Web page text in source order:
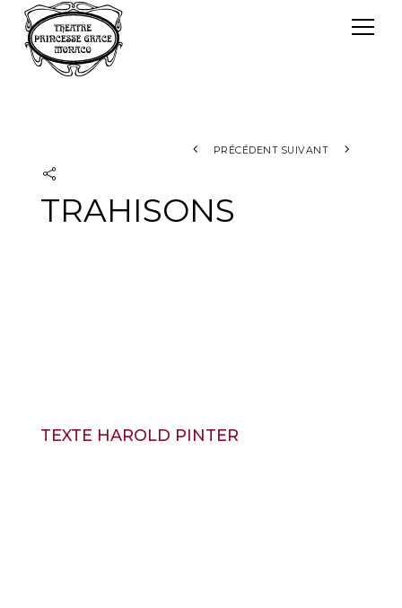
Le TPG
PRÉCÉDENT SUIVANT
TRAHISONS
TEXTE HAROLD PINTER
Panneau de gestion des cookies